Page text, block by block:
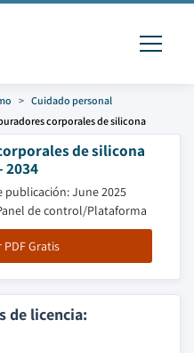
Cuidado personal
corporales de silicona
de silicona
2034
publicación: June 2025
de control/Plataforma
PDF Gratis
de licencia: